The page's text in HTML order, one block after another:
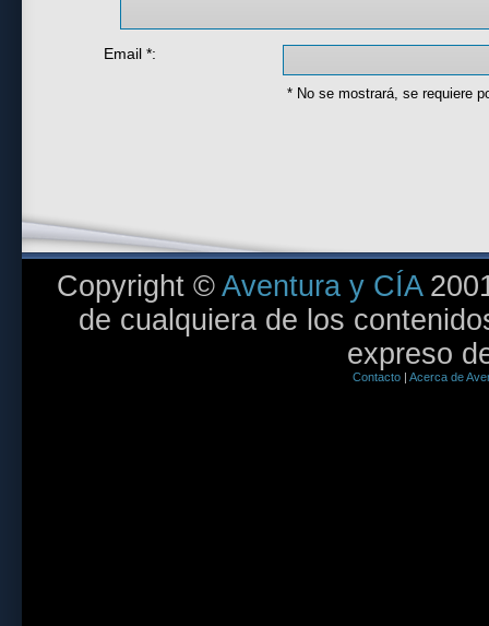
Email *:
* No se mostrará, se requiere
Copyright ©Aventura y CÍA
de cualquiera de los
expreso
Contacto| Acerca de